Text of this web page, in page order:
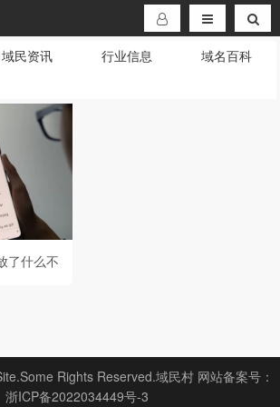
域民资讯 行业信息
域名百科
了什么不
Rights Reserved.域民村 网站备案号：
浙ICP备2022034449号-3